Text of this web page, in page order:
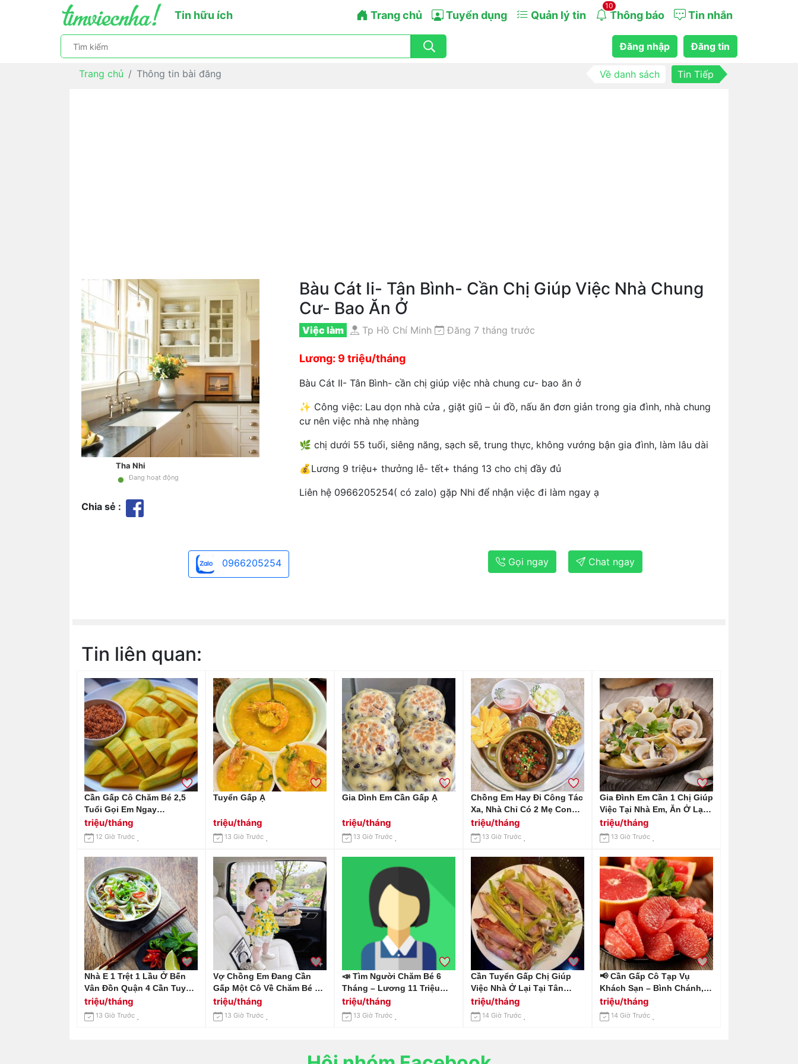
Tin hữu ích Trang chủ Tuyển dụng Quản lý tin
10
Thông báo Tin nhắn
Đăng nhập Đăng tin
Trang chủ Thông tin bài đăng Về danh sách Tin Tiếp
Tha Nhi
• Đang hoạt động
Chia sẻ :
Bàu Cát Ii- Tân Bình- Cần Chị Giúp Việc Nhà Chung
Cư- Bao Ăn Ở
Việc làm Tp Hồ Chí Minh Đăng 7 tháng trước
Lương: 9 triệu/tháng
Bàu Cát II- Tân Bình- cần chị giúp việc nhà chung cư- bao ăn ở
✨ Công việc: Lau dọn nhà cửa , giặt giũ – ủi đồ, nấu ăn đơn giản trong gia đình, nhà chung
cư nên việc nhà nhẹ nhàng
🌿 chị dưới 55 tuổi, siêng năng, sạch sẽ, trung thực, không vướng bận gia đình, làm lâu dài
💰Lương 9 triệu+ thưởng lễ- tết+ tháng 13 cho chị đầy đủ
Liên hệ 0966205254( có zalo) gặp Nhi để nhận việc đi làm ngay ạ
0966205254 Gọi ngay Chat ngay
Tin liên quan:
Cần Gấp Cô Chăm Bé 2,5
Tuổi Gọi Em Ngay
0966529171
triệu/tháng
12 Giờ Trước
Tuyển Gấp Ạ
triệu/tháng
13 Giờ Trước
Gia Dình Em Cần Gấp Ạ
triệu/tháng
13 Giờ Trước
Chồng Em Hay Đi Công Tác
Xa, Nhà Chỉ Có 2 Mẹ Con
Cần Gấp 1 Chị Giúp Việc
Nhà Tại Huỳnh Tấn Phát
Quận 7 Lương 12 Triệu Bao
Ăn Ở.
triệu/tháng
13 Giờ Trước
Gia Đình Em Cần 1 Chị Giúp
Việc Tại Nhà Em, Ăn Ở Lại
Nhà Em Ở Chung Cư
Estella Heights Q2 Lương
Em Gửi 13 Triệu
triệu/tháng
13 Giờ Trước
Nhà E 1 Trệt 1 Lầu Ở Bến
Vân Đồn Quận 4 Cần Tuyển
Chị Giúp Việc Lương 14tr Ạ
triệu/tháng
13 Giờ Trước
Vợ Chồng Em Đang Cần
Gấp Một Cô Về Chăm Bé 4
Tháng Tuổi, Làm Ở Lại Tại
Đường Tân Sơn, Quận Gò
Vấp.
triệu/tháng
13 Giờ Trước
📣 Tìm Người Chăm Bé 6
Tháng – Lương 11 Triệu
Khởi Điểm Địa Chỉ: Biên
Hoà – Đồng Nai.
triệu/tháng
13 Giờ Trước
Cần Tuyển Gấp Chị Giúp
Việc Nhà Ở Lại Tại Tân
Bình Lương 10-12 Triệu /
Tháng
triệu/tháng
14 Giờ Trước
📢 Cần Gấp Cô Tạp Vụ
Khách Sạn – Bình Chánh,
Long An 📢 Gọi Em
0966529171
triệu/tháng
14 Giờ Trước